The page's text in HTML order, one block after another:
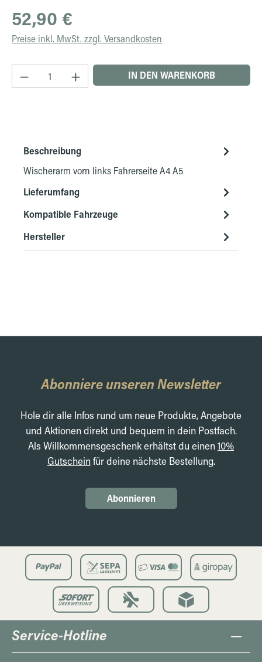
Regulärer Preis:
52,90 €
Preise inkl. MwSt. zzgl. Versandkosten
Produkt Anzahl: Gib den gewünschten Wert
IN DEN WARENKORB
Beschreibung
Wischerarm vorn links Fahrerseite A4 A5
Lieferumfang
Kompatible Fahrzeuge
Hersteller
Abonniere unseren Newsletter
Hole dir alle Infos rund um neue Produkte, Angebote
und Aktionen direkt und bequem in dein Postfach.
Als Willkommensgeschenk erhältst du einen10%
Gutscheinfür deine nächste Bestellung.
Abonnieren
Service-Hotline